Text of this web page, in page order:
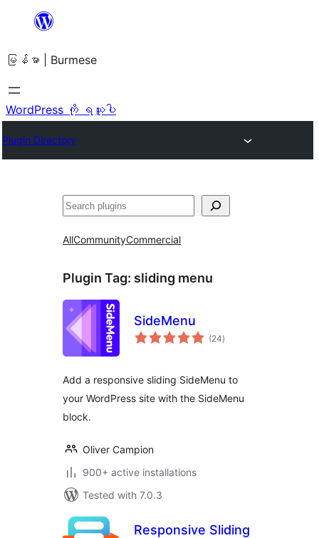
အကြောင်းအရာ
ကျော်သွား
ရန်
မြန်မာ | Burmese
WordPress ကို ရယူပါ
Plugin Directory
ရှာ
AllCommunityCommercial
Plugin Tag: sliding menu
SideMenu
(24total
ratings
)
Add a responsive sliding SideMenu to
your WordPress site with the SideMenu
block.
Oliver Campion
900+ active installations
Tested with 7.0.3
Responsive Sliding